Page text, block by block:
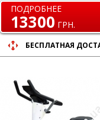
ПОДРОБНЕЕ
13300 ГРН.
БЕСПЛАТНАЯ